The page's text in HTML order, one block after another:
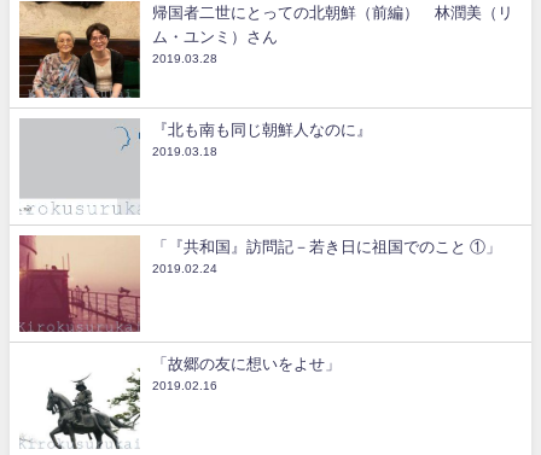
帰国者二世にとっての北朝鮮（前編） 林潤美（リ
ム・ユンミ）さん
2019.03.28
『北も南も同じ朝鮮人なのに』
2019.03.18
「『共和国』訪問記－若き日に祖国でのこと ①」
2019.02.24
「故郷の友に想いをよせ」
2019.02.16